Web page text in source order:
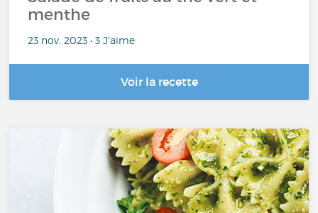
menthe
23 nov. 2023 • 3 J'aime
Voir la recette